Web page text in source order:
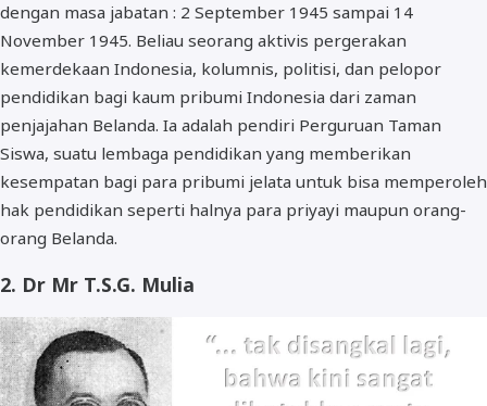
dengan masa jabatan : 2 September 1945 sampai 14
November 1945. Beliau seorang aktivis pergerakan
kemerdekaan Indonesia, kolumnis, politisi, dan pelopor
pendidikan bagi kaum pribumi Indonesia dari zaman
penjajahan Belanda. Ia adalah pendiri Perguruan Taman
Siswa, suatu lembaga pendidikan yang memberikan
kesempatan bagi para pribumi jelata untuk bisa memperoleh
hak pendidikan seperti halnya para priyayi maupun orang-
orang Belanda.
2. Dr Mr T.S.G. Mulia